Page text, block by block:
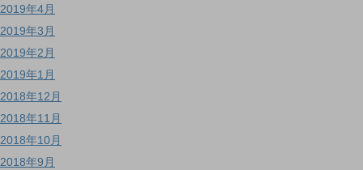
2019年4月
2019年3月
2019年2月
2019年1月
2018年12月
2018年11月
2018年10月
2018年9月